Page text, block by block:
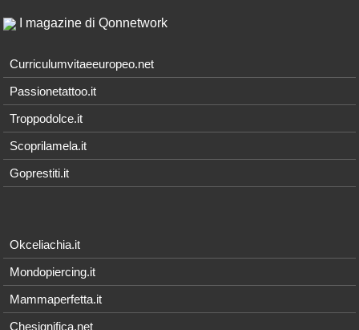
I magazine di Qonnetwork
Curriculumvitaeeuropeo.net
Passionetattoo.it
Troppodolce.it
Scoprilamela.it
Goprestiti.it
Okceliachia.it
Mondopiercing.it
Mammaperfetta.it
Chesignifica.net